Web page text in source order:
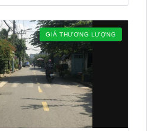
GIÁ THƯƠNG LƯỢNG